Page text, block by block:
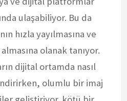
ulaşabiliyor. Bu da
hızla yayılmasına ve
olanak tanıyor.
dijital ortamda nasıl
olumlu bir imaj